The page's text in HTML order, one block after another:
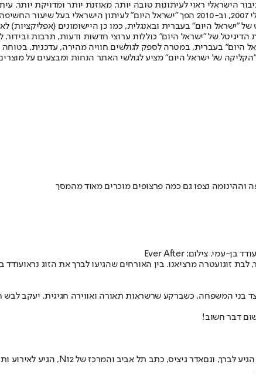
הישראלי ראוי לעיתונות טובה יותר, מאוזנת יותר ומדויקת יותר.
תשלום. המהדורה המודפסת הראשונה פורסמה ב-30 ביולי 2007, וב-2010 הפך
הדיגיטל של "ישראל היום" כוללות ערוצי חדשות ודעות, תרבות ובידור,
"ישראל היום" בעברית, במטרה לספק לגולשים חוויה מהירה, עדכנית,
של ישראל היום" מציע לגולשי האתר הנחות ומבצעים על
עטרה מרציאנו. בין האורחים שהגיעו לברך את הזוג נראועודד
בני המשפחה, כשברקע שרשראות תאורה ואווירה חגיגית. יעקב
לברך, וגםאדר גיציס, כתב תל אביב והמרכז של N12, הגיע לאירוע ותועד לצד החתן.